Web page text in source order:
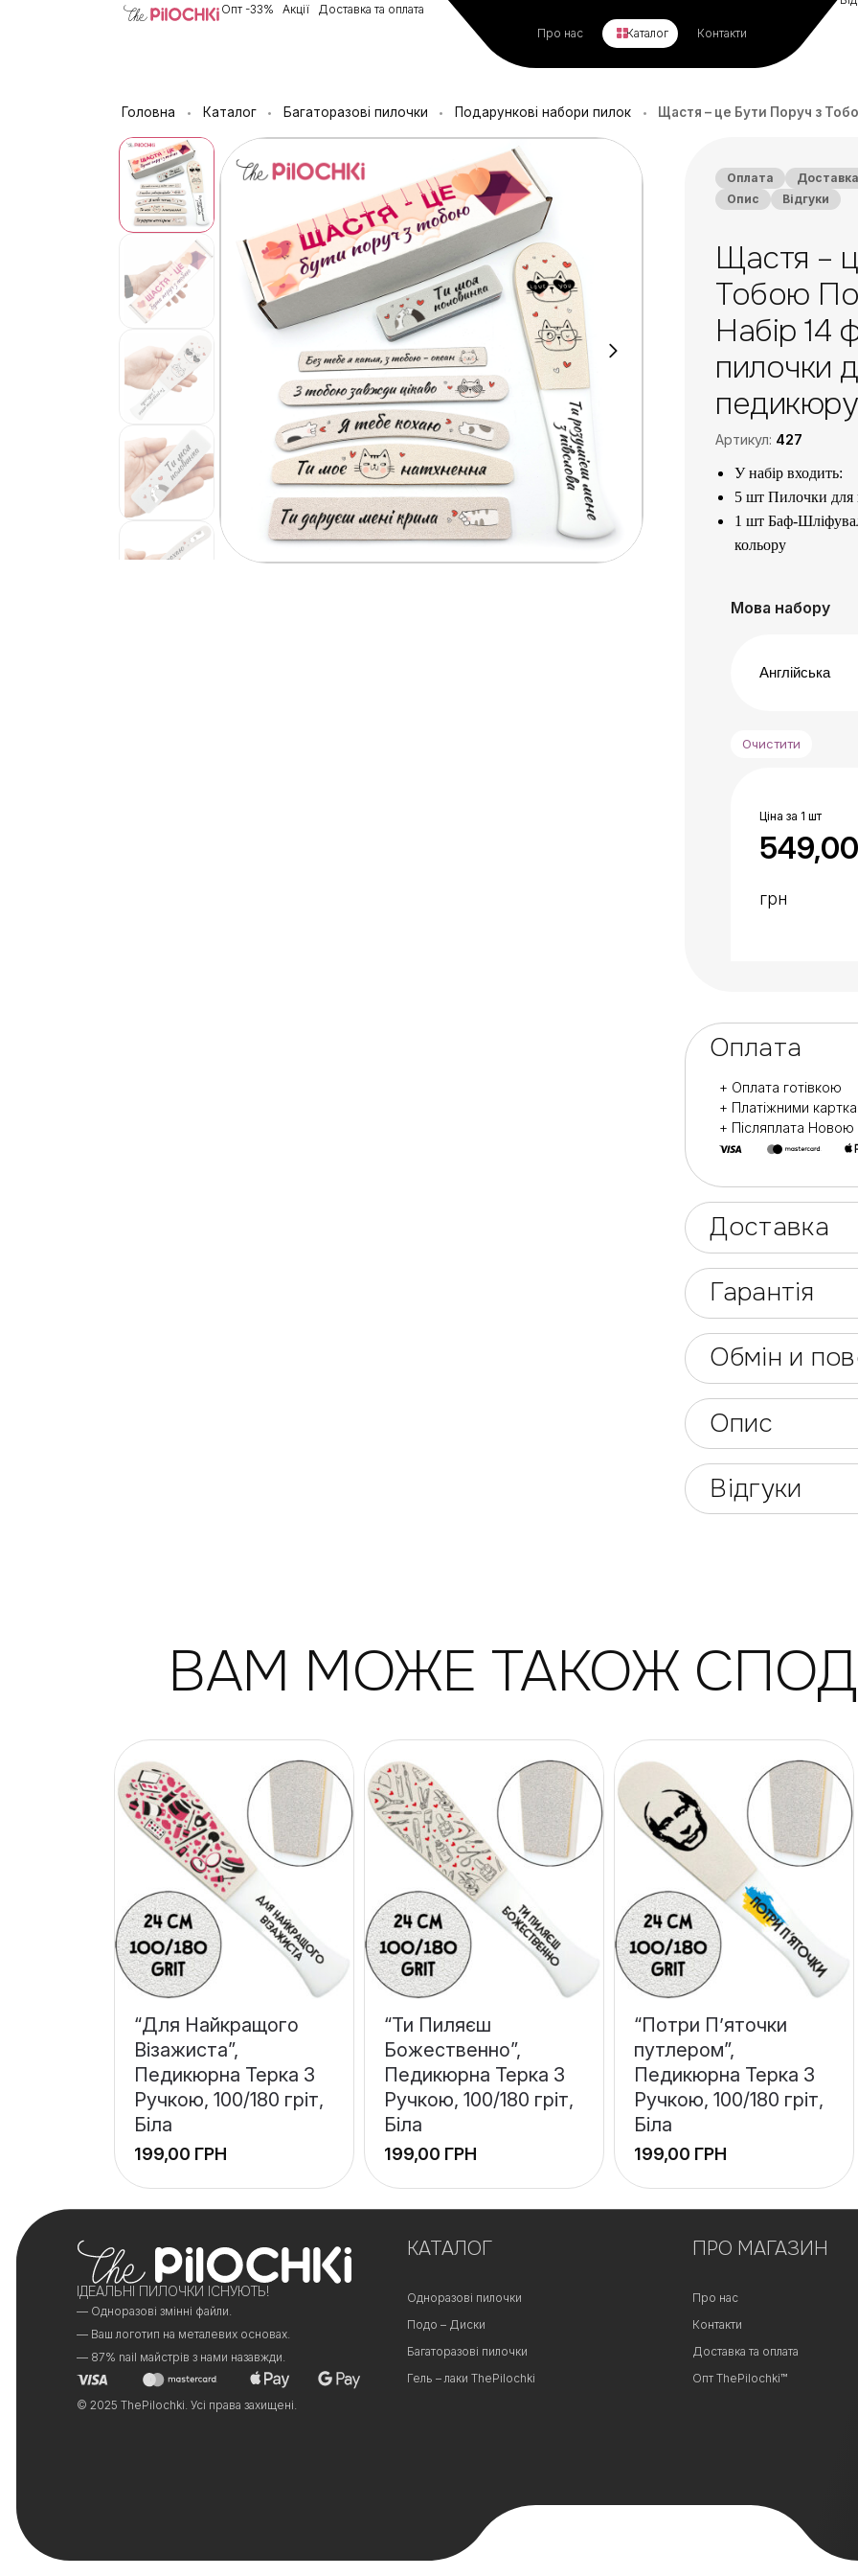
Опт -33% Акції
Доставка та оплата
Про нас
Каталог Контакти
Головна • Каталог • Багаторазові пилочки • Подарункові набори пилок • Щастя – це Бути Поруч з Тобою
Оплата Доставка
Опис
Відгуки
Щастя –
Тобою
Набір 14
пилочки
Артикул: 427
У набір входить:
5 шт Пилочки для
1 шт Баф-
кольору
180 гріт– м’який
Кращий
зоною 100/180 гріт.
180 гріт
– для
Призначена для
Зроблені з
Пилочки можна
Мова набору
Очистити
Ціна за 1 шт
549,00
грн
Оплата
+ Оплата готівкою
+ Платіжними
+ Післяплата
Доставка
Гарантія
Обмін и
Опис
Відгуки
ВАМ МОЖЕ ТАКОЖ
“Для Найкращого
Візажиста”,
Педикюрна Терка З
Ручкою, 100/180 гріт,
Біла
ГРН
−
“Ти Пиляєш
Божественно”,
Педикюрна Терка З
Ручкою, 100/180 гріт,
Біла
ГРН
−
“Потри П’яточки
путлером”,
Педикюрна Терка З
Ручкою, 100/180 гріт,
Біла
ГРН
КАТАЛОГ ПРО МАГАЗИН
ІДЕАЛЬНІ ПИЛОЧКИ ІСНУЮТЬ!
— Одноразові змінні файли.
— Ваш логотип на металевих основах.
— 87% nail майстрів з нами назавжди.
Одноразові пилочки
Подо – Диски
Багаторазові пилочки
Гель – лаки ThePilochki
Про нас
Контакти
Доставка та оплата
Опт ThePilochki™
© 2025 ThePilochki. Усі права захищені.